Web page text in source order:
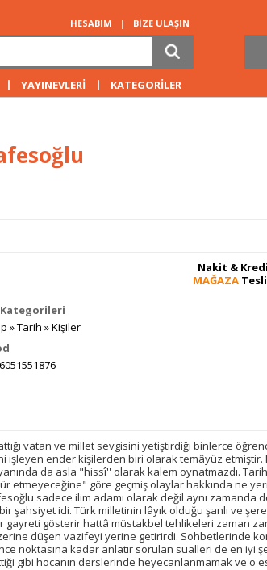
HESABIM | BİZE ULAŞIN
| YAYINEVLERİ | KATEGORİLER
Nakit &
MAĞAZA
»Tarih »Kişiler
vatan ve millet sev­gisini yetiştirdiği binlerce
işleyen ender ki­şilerden biri olarak temâyüz etmiştir.
da asla "hissî'' olarak kalem oynatmazdı.
etmeyeceği­ne" göre geçmiş olaylar hakkında ne
sadece ilim adamı olarak değil aynı zamanda
şahsiyet idi. Türk milletinin lâyık olduğu şanlı ve
gösterir hattâ müstakbel tehlikeleri zaman
düşen vazifeyi yerine getirirdi. Sohbetlerinde
noktasına kadar anlatır sorulan sualleri de en iyi
gibi hocanın derslerinde he­yecanlanmamak ve o